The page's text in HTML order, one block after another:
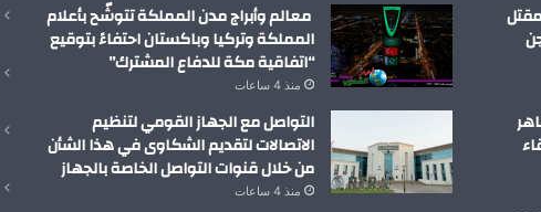
معالم وأبراج مدن المملكة تتوشّح بأعلام
المملكة وتركيا وباكستان احتفاءً بتوقيع
“اتفاقية مكة للدفاع المشترك”
منذ 4 ساعات
التواصل مع الجهاز القومي لتنظيم
الاتصالات لتقديم الشكاوى في هذا الشأن
من خلال قنوات التواصل الخاصة بالجهاز
منذ 4 ساعات